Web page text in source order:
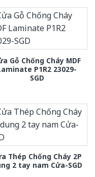
Gỗ Chống Cháy MDF
P1R2 23029-
SGD
Thép Chống Cháy 2P
2 tay nam Cửa-SGD